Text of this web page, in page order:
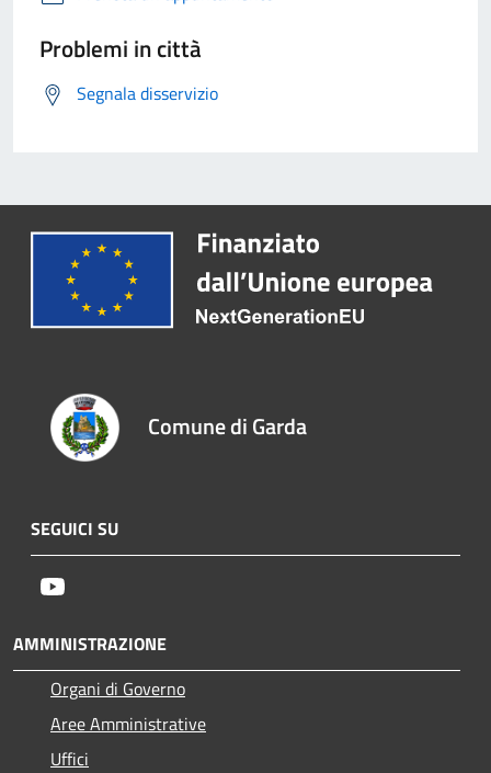
Problemi in città
Segnala disservizio
Comune di Garda
SEGUICI SU
AMMINISTRAZIONE
Organi di Governo
Aree Amministrative
Uffici